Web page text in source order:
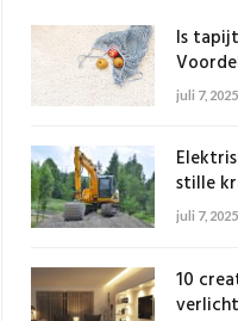
Is
juli 7, 2025
stille
juli 7, 2025
10